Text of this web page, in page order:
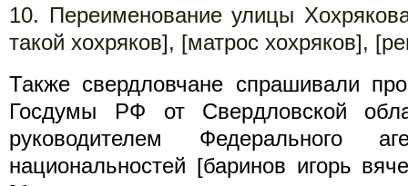
Переименование улицы
такой хохряков], [матрос хохряков],
Также свердловчане спрашивали
Госдумы РФ от Свердловской
руководителем Федерального
национальностей [баринов игорь